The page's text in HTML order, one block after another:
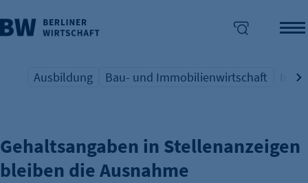
überspringen
Übersicht Schlagwort
Ausbildung
Übersicht Schlagwort
Bau- und Immobilienwirtschaft
EU-ENTGELTTRANSPARENZRICHTLINIE
Gehaltsangaben in Stellenanzeigen
bleiben die Ausnahme